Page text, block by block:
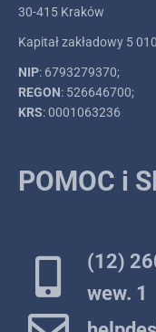
30-415 Kraków
Kapitał zakładowy 5
NIP: 6793279370;
REGON: 526646700;
KRS: 0001063236
POMOC i
(12)
wew. 1